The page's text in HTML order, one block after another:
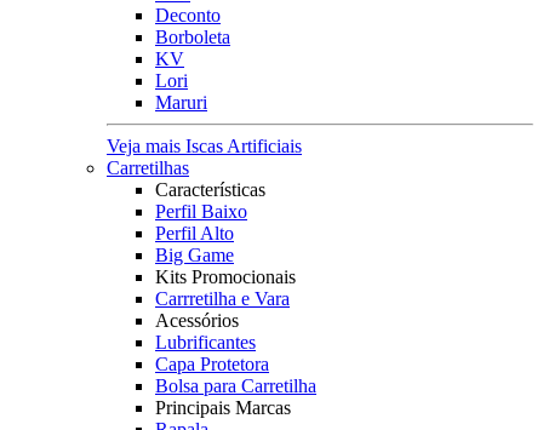
Deconto
Borboleta
KV
Lori
Maruri
Veja mais Iscas Artificiais
Carretilhas
Características
Perfil Baixo
Perfil Alto
Big Game
Kits Promocionais
Carrretilha e Vara
Acessórios
Lubrificantes
Capa Protetora
Bolsa para Carretilha
Principais Marcas